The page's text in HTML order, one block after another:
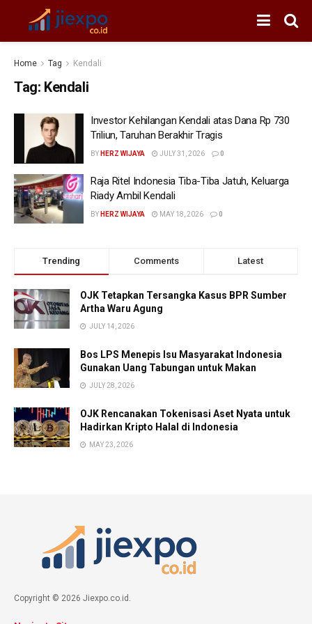
Home Tag Kendali
Tag: Kendali
Investor Kehilangan Kendali atas Dana Rp 730
Triliun, Taruhan Berakhir Tragis
BY HERZ WIJAYA JULY 31, 2026 0
Raja Ritel Indonesia Tiba-Tiba Jatuh, Keluarga
Riady Ambil Kendali
BY HERZ WIJAYA MAY 18, 2026 0
Trending Comments Latest
OJK Tetapkan Tersangka Kasus BPR Sumber
Artha Waru Agung
JULY 14, 2026
Bos LPS Menepis Isu Masyarakat Indonesia
Gunakan Uang Tabungan untuk Makan
JULY 28, 2026
OJK Rencanakan Tokenisasi Aset Nyata untuk
Hadirkan Kripto Halal di Indonesia
MAY 23, 2026
Copyright © 2026 Jiexpo.co.id.